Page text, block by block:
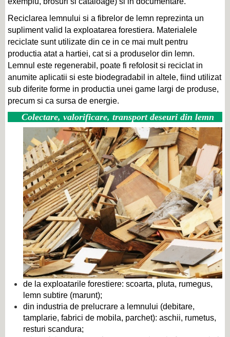
Reciclarea lemnului si a fibrelor de lemn reprezinta un
supliment valid la exploatarea forestiera. Materialele
reciclate sunt utilizate din ce in ce mai mult pentru
productia atat a hartiei, cat si a produselor din lemn.
Lemnul este regenerabil, poate fi refolosit si reciclat in
anumite aplicatii si este biodegradabil in altele, fiind utilizat
sub diferite forme in productia unei game largi de produse,
precum si ca sursa de energie.
Colectare, valorificare, transport deseuri din lemn
de la exploatarile forestiere: scoarta, pluta, rumegus,
lemn subtire (marunt);
din industria de prelucrare a lemnului (debitare,
tamplarie, fabrici de mobila, parchet): aschii, rumetus,
resturi scandura;